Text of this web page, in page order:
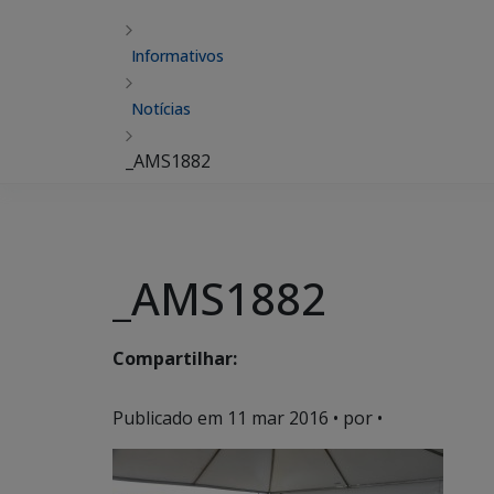
Informativos
Notícias
_AMS1882
_AMS1882
Compartilhar:
Publicado em 11 mar 2016 • por •